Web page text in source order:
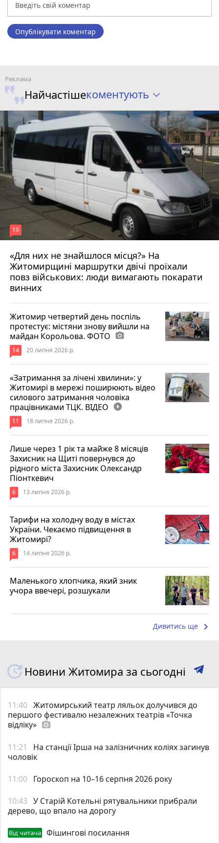
Опублікувати коментар
Найчастішекоментують
«Для них не знайшлося місця?» На
Житомирщині маршрутки двічі проїхали
повз військових: люди вимагають покарати
винних
19
17 липня 2026 р.
Житомир четвертий день поспіль
протестує: містяни знову вийшли на
майдан Корольова. ФОТО photo_camera
14 20 липня 2026 р.
«Затримання за лічені хвилини»: у
Житомирі в мережі поширюють відео
силового затримання чоловіка
працівниками ТЦК. ВІДЕО play_circle_filled
11 18 липня 2026 р.
Лише через 1 рік та майже 8 місяців
Захисник на Щиті повернувся до
рідного міста Захисник Олександр
Піонткевич
6 13 липня 2026 р.
Тарифи на холодну воду в містах
України. Чекаємо підвищення в
Житомирі?
6 14 липня 2026 р.
Маленького хлопчика, який зник
учора ввечері, розшукали
Дивитись ще keyboard_arrow_right
Новини Житомира за сьогодні
11:40 Житомирський театр ляльок долучився до
першого фестивалю незалежних театрів «Точка
відліку» photo_camera
11:21
На станції Ірша на залізничних коліях загинув
чоловік
11:00 Гороскоп на 10–16 серпня 2026 року
10:43 У Старій Котельні рятувальники прибрали
дерево, що впало на дорогу
Від читача Фішингові посилання